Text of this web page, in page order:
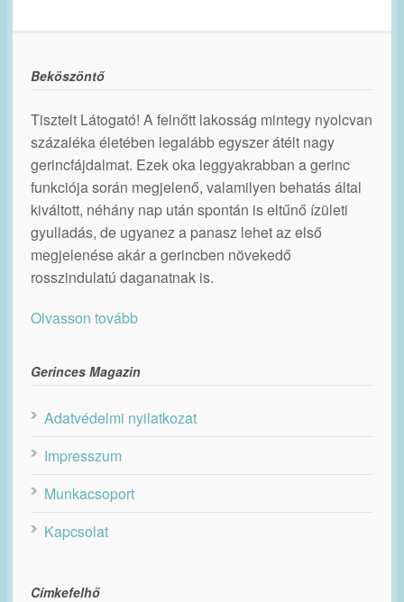
Beköszöntő
Tisztelt Látogató! A felnőtt lakosság mintegy nyolcvan
százaléka életében legalább egyszer átélt nagy
gerincfájdalmat. Ezek oka leggyakrabban a gerinc
funkciója során megjelenő, valamilyen behatás által
kiváltott, néhány nap után spontán is eltűnő ízületi
gyulladás, de ugyanez a panasz lehet az első
megjelenése akár a gerincben növekedő
rosszindulatú daganatnak is.
Olvasson tovább
Gerinces Magazin
Adatvédelmi nyilatkozat
Impresszum
Munkacsoport
Kapcsolat
Címkefelhő